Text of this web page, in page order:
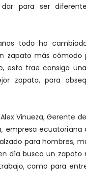
dar para ser
todo ha
zapato más cómodo
esto trae consigo
zapato, para
Vinueza, Gerente
empresa ecuatoriana
para hombres,
día busca un zapato
como para